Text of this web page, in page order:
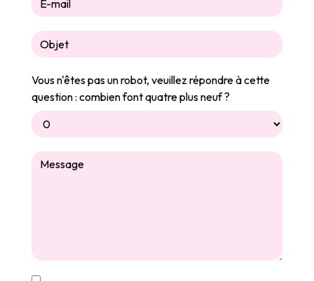
Vous n'êtes pas un robot, veuillez répondre à cette
question : combien font quatre plus neuf ?